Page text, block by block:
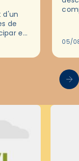
d'un
de
en
05/